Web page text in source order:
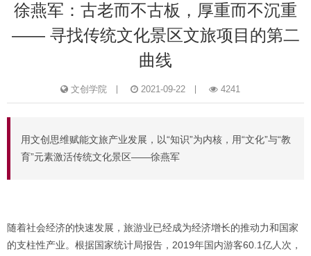
徐燕军：古老而不古板，厚重而不沉重
—— 寻找传统文化景区文旅项目的第二
曲线
文创学院 2021-09-22 4241
用文创思维赋能文旅产业发展，以“知识”为内核，用“文化”与“教
育”元素激活传统文化景区——徐燕军
随着社会经济的快速发展，旅游业已经成为经济增长的推动力和国家
的支柱性产业。根据国家统计局报告，2019年国内游客60.1亿人次，